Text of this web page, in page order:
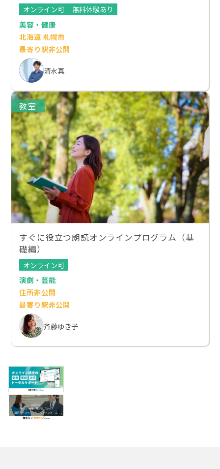
オンライン可
無料体験あり
美容・健康
北海道 札幌市
最寄り駅非公開
清水真
教室
すぐに役立つ朗読オンラインプログラム（基
礎編）
オンライン可
演劇・芸能
住所非公開
最寄り駅非公開
斉藤ゆき子